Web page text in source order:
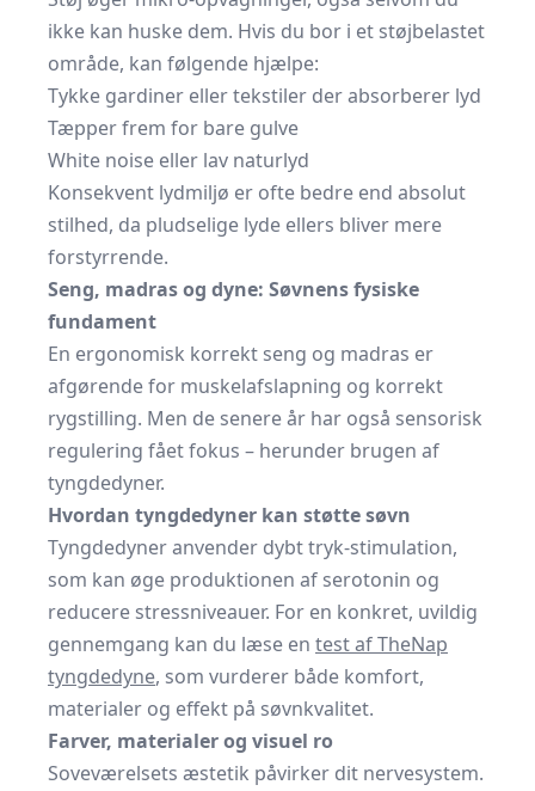
ikke kan huske dem. Hvis du bor i et støjbelastet
område, kan følgende hjælpe:
Tykke gardiner eller tekstiler der absorberer lyd
Tæpper frem for bare gulve
White noise eller lav naturlyd
Konsekvent lydmiljø er ofte bedre end absolut
stilhed, da pludselige lyde ellers bliver mere
forstyrrende.
Seng, madras og dyne: Søvnens fysiske
fundament
En ergonomisk korrekt seng og madras er
afgørende for muskelafslapning og korrekt
rygstilling. Men de senere år har også sensorisk
regulering fået fokus – herunder brugen af
tyngdedyner.
Hvordan tyngdedyner kan støtte søvn
Tyngdedyner anvender dybt tryk-stimulation,
som kan øge produktionen af serotonin og
reducere stressniveauer. For en konkret, uvildig
gennemgang kan du læse en test af TheNap
tyngdedyne, som vurderer både komfort,
materialer og effekt på søvnkvalitet.
Farver, materialer og visuel ro
Soveværelsets æstetik påvirker dit nervesystem.